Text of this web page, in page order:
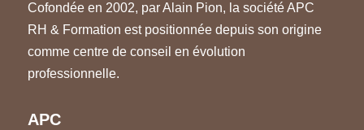
Cofondée en 2002, par Alain Pion, la société APC
RH & Formation est positionnée depuis son origine
comme centre de conseil en évolution
professionnelle.
APC